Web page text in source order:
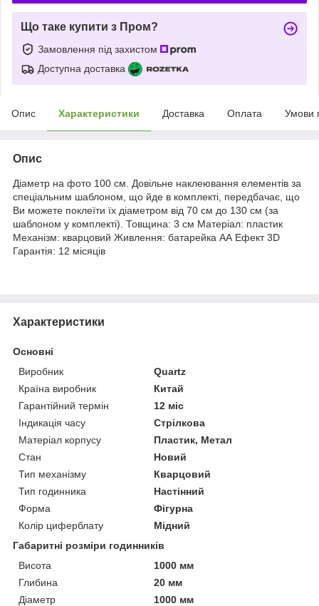
Що таке купити з Пром?
Замовлення під захистом
Доступна доставка
Опис Характеристики Доставка Оплата Умови
Опис
Діаметр на фото 100 см. Довільне наклеювання елементів за
спеціальним шаблоном, що йде в комплекті, передбачає, що
Ви можете поклеїти їх діаметром від 70 см до 130 см (за
шаблоном у комплекті). Товщина: 3 см Матеріал: пластик
Механізм: кварцовий Живлення: батарейка АА Ефект 3D
Гарантія: 12 місяців
Характеристики
Основні
Виробник
Quartz
Країна виробник
Китай
Гарантійний термін
12 міс
Індикація часу
Стрілкова
Матеріал корпусу
Пластик, Метал
Стан
Новий
Тип механізму
Кварцовий
Тип годинника
Настінний
Форма
Фігурна
Колір циферблату
Мідний
Габаритні розміри годинників
Висота
1000 мм
Глибина
20 мм
Діаметр
1000 мм